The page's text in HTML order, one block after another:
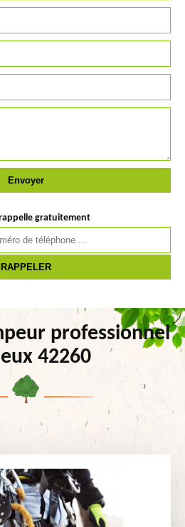
gratuitement
professionnel
42260